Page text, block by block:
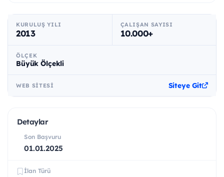
KURULUŞ YILI
2013
ÇALIŞAN SAYISI
10.000+
ÖLÇEK
Büyük Ölçekli
WEB SITESI Siteye Git
Detaylar
Son Başvuru
01.01.2025
İlan Türü